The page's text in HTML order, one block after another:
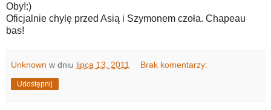
Oby!:)
Oficjalnie chylę przed Asią i Szymonem czoła. Chapeau
bas!
Unknown w dniu lipca 13, 2011 Brak komentarzy:
Udostępnij